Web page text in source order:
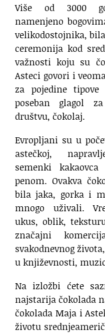
Više od 3000
namenjeno
velikodostojnika,
ceremonija kod
važnosti koju su
Asteci govori i
za pojedine
poseban glagol
društvu, čokolaj.
Evropljani su u
astečkoj,
semenki
penom. Ovakva
bila jaka, gorka i
mnogo uživali.
ukus, oblik,
značajni
svakodnevnog
u književnosti,
Na izložbi ćete
najstarija čokolada
čokolada Maja i
životu